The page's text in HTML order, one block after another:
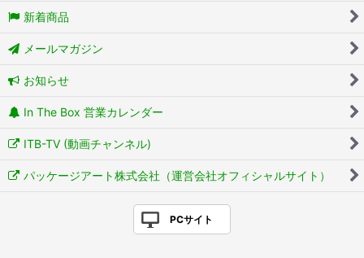
新着商品
メールマガジン
お知らせ
In The Box 営業カレンダー
ITB-TV (動画チャンネル)
パッケージアート株式会社（運営会社オフィシャルサイト）
PCサイト